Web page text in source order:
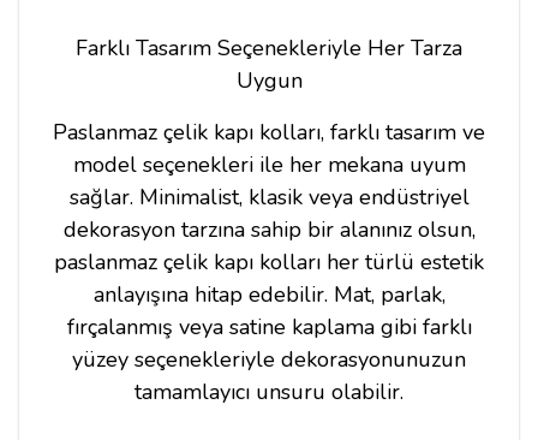
Farklı Tasarım Seçenekleriyle Her Tarza
Uygun
Paslanmaz çelik kapı kolları, farklı tasarım ve
model seçenekleri ile her mekana uyum
sağlar. Minimalist, klasik veya endüstriyel
dekorasyon tarzına sahip bir alanınız olsun,
paslanmaz çelik kapı kolları her türlü estetik
anlayışına hitap edebilir. Mat, parlak,
fırçalanmış veya satine kaplama gibi farklı
yüzey seçenekleriyle dekorasyonunuzun
tamamlayıcı unsuru olabilir.